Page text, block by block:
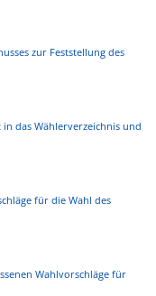
zur Feststellung des
das Wählerverzeichnis und
für die Wahl des
Wahlvorschläge für